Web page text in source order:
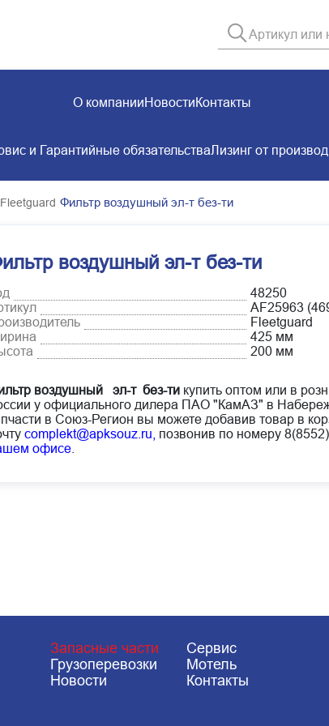
О компанииНовостиКонтакты
и Гарантийные обязательстваЛизинг от
Фильтр воздушный эл-т без-ти
воздушный эл-т без-ти
48250
AF25963
Fleetguard
425 мм
200 мм
воздушный эл-т без-ти купить оптом или в
у официального дилера ПАО "КамАЗ" в
в Союз-Регион вы можете добавив товар в
complekt@apksouz.ru, позвонив по номеру
офисе
Запасные части
Сервис
Грузоперевозки
Мотель
Новости Контакты